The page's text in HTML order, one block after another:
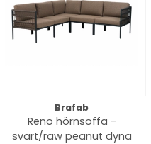
Brafab
Reno hörnsoffa -
svart/raw peanut dyna